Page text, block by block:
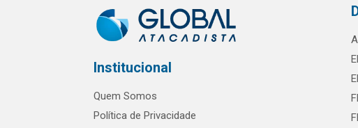
Institucional
Quem Somos
Política de Privacidade